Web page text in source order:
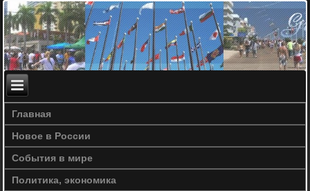
Главная
Новое в России
События в мире
Политика, экономика